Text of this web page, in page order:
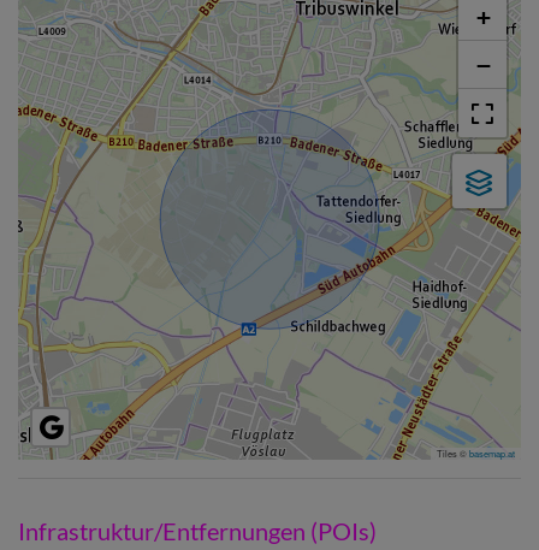
+
−
Tiles ©basemap.at
Infrastruktur/Entfernungen (POIs)